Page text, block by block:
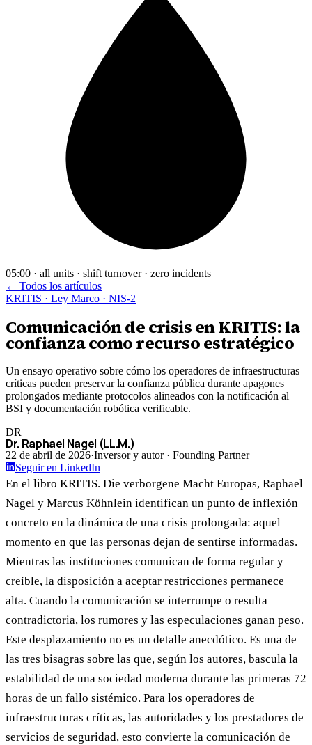
05:00 · all units · shift turnover · zero incidents
← Todos los artículos
KRITIS · Ley Marco · NIS-2
Comunicación de crisis en KRITIS: la
confianza como recurso estratégico
Un ensayo operativo sobre cómo los operadores de infraestructuras
críticas pueden preservar la confianza pública durante apagones
prolongados mediante protocolos alineados con la notificación al
BSI y documentación robótica verificable.
DR
Dr. Raphael Nagel (LL.M.)
22 de abril de 2026·Inversor y autor · Founding Partner
Seguir en LinkedIn
En el libro KRITIS. Die verborgene Macht Europas, Raphael
Nagel y Marcus Köhnlein identifican un punto de inflexión
concreto en la dinámica de una crisis prolongada: aquel
momento en que las personas dejan de sentirse informadas.
Mientras las instituciones comunican de forma regular y
creíble, la disposición a aceptar restricciones permanece
alta. Cuando la comunicación se interrumpe o resulta
contradictoria, los rumores y las especulaciones ganan peso.
Este desplazamiento no es un detalle anecdótico. Es una de
las tres bisagras sobre las que, según los autores, bascula la
estabilidad de una sociedad moderna durante las primeras 72
horas de un fallo sistémico. Para los operadores de
infraestructuras críticas, las autoridades y los prestadores de
servicios de seguridad, esto convierte la comunicación de